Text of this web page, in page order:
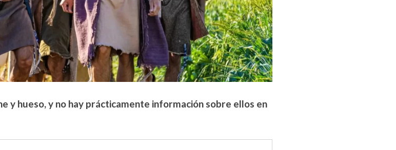
y hueso, y no hay prácticamente información sobre ellos en